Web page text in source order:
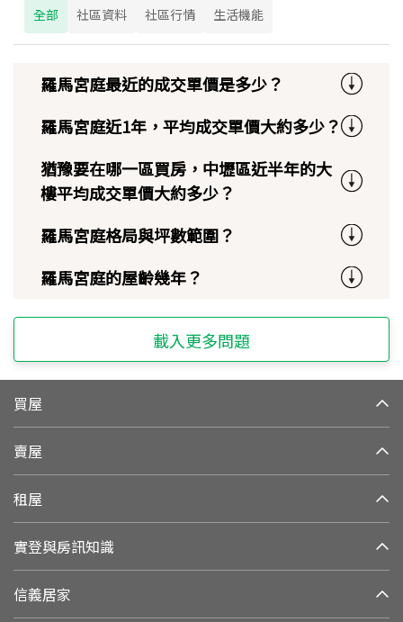
全部 社區資料 社區行情 生活機能
羅馬宮庭最近的成交單價是多少？
羅馬宮庭近1年，平均成交單價大約多少？
猶豫要在哪一區買房，中壢區近半年的大
樓平均成交單價大約多少？
羅馬宮庭格局與坪數範圍？
羅馬宮庭的屋齡幾年？
載入更多問題
買屋
賣屋
租屋
實登與房訊知識
信義居家